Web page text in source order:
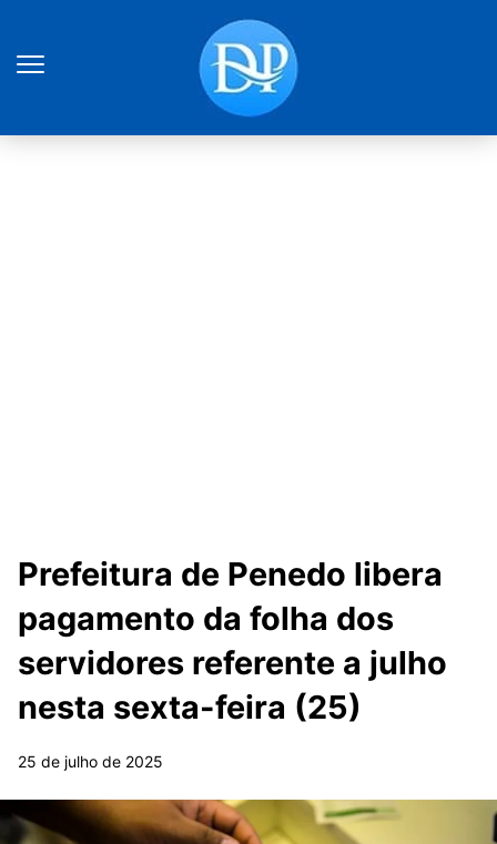
Prefeitura de Penedo libera
pagamento da folha dos
servidores referente a julho
nesta sexta-feira (25)
25 de julho de 2025